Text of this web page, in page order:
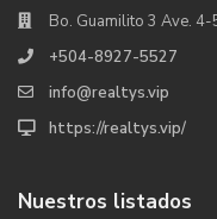
Bo. Guamilito 3 Ave.
+504-8927-5527
info@realtys.vip
https://realtys.vip/
Nuestros listados